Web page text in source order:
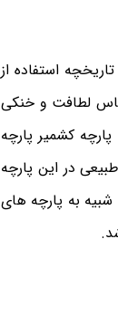
استفاده از
لطافت و خنکی
کشمیر پارچه
در این پارچه
به پارچه های